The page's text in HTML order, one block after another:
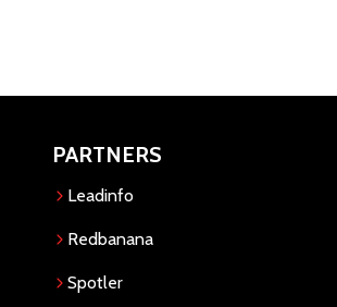
PARTNERS
Leadinfo
Redbanana
Spotler